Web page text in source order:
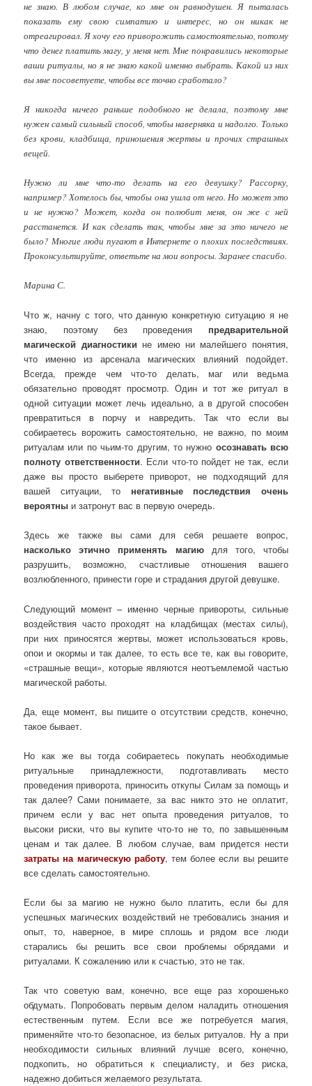
не знаю. В любом случае, ко мне он равнодушен. Я пыталась
показать ему свою симпатию и интерес, но он никак не
отреагировал. Я хочу его приворожить самостоятельно, потому
что денег платить магу, у меня нет. Мне понравились некоторые
ваши ритуалы, но я не знаю какой именно выбрать. Какой из них
вы мне посоветуете, чтобы все точно сработало?
Я никогда ничего раньше подобного не делала, поэтому мне
нужен самый сильный способ, чтобы наверняка и надолго. Только
без крови, кладбища, приношения жертвы и прочих страшных
вещей.
Нужно ли мне что-то делать на его девушку? Рассорку,
например? Хотелось бы, чтобы она ушла от него. Но может это
и не нужно? Может, когда он полюбит меня, он же с ней
расстанется. И как сделать так, чтобы мне за это ничего не
было? Многие люди пугают в Интернете о плохих последствиях.
Проконсультируйте, ответьте на мои вопросы. Заранее спасибо.
Марина С.
Что ж, начну с того, что данную конкретную ситуацию я не
знаю, поэтому без проведения предварительной
магической диагностики не имею ни малейшего понятия,
что именно из арсенала магических влияний подойдет.
Всегда, прежде чем что-то делать, маг или ведьма
обязательно проводят просмотр. Один и тот же ритуал в
одной ситуации может лечь идеально, а в другой способен
превратиться в порчу и навредить. Так что если вы
собираетесь ворожить самостоятельно, не важно, по моим
ритуалам или по чьим-то другим, то нужно осознавать всю
полноту ответственности. Если что-то пойдет не так, если
даже вы просто выберете приворот, не подходящий для
вашей ситуации, то негативные последствия очень
вероятны и затронут вас в первую очередь.
Здесь же также вы сами для себя решаете вопрос,
насколько этично применять магиюдля того, чтобы
разрушить, возможно, счастливые отношения вашего
возлюбленного, принести горе и страдания другой девушке.
Следующий момент – именно черные привороты, сильные
воздействия часто проходят на кладбищах (местах силы),
при них приносятся жертвы, может использоваться кровь,
опои и окормы и так далее, то есть все те, как вы говорите,
«страшные вещи», которые являются неотъемлемой частью
магической работы.
Да, еще момент, вы пишите о отсутствии средств, конечно,
такое бывает.
Но как же вы тогда собираетесь покупать необходимые
ритуальные принадлежности, подготавливать место
проведения приворота, приносить откупы Силам за помощь и
так далее? Сами понимаете, за вас никто это не оплатит,
причем если у вас нет опыта проведения ритуалов, то
высоки риски, что вы купите что-то не то, по завышенным
ценам и так далее. В любом случае, вам придется нести
затраты на магическую работу, тем более если вы решите
все сделать самостоятельно.
Если бы за магию не нужно было платить, если бы для
успешных магических воздействий не требовались знания и
опыт, то, наверное, в мире сплошь и рядом все люди
старались бы решить все свои проблемы обрядами и
ритуалами. К сожалению или к счастью, это не так.
Так что советую вам, конечно, все еще раз хорошенько
обдумать. Попробовать первым делом наладить отношения
естественным путем. Если все же потребуется магия,
применяйте что-то безопасное, из белых ритуалов. Ну а при
необходимости сильных влияний лучше всего, конечно,
подкопить, но обратиться к специалисту, и без риска,
надежно добиться желаемого результата.